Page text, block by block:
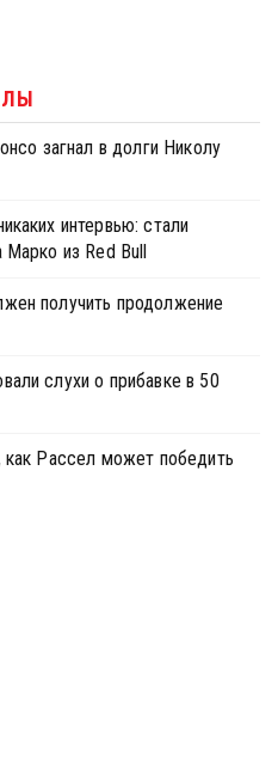
загнал в долги Николу
интервью: стали
Марко из Red Bull
получить продолжение
слухи о прибавке в 50
как Рассел может победить